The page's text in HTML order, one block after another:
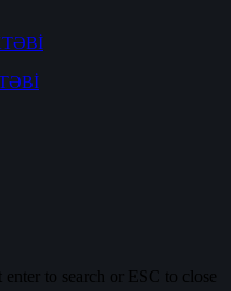
enter to search or ESC to close